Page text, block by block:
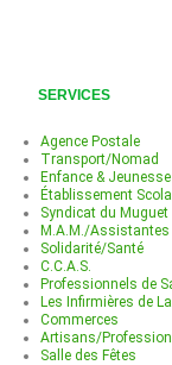
SERVICES
Agence Postale
Transport/Nomad
Enfance & Jeunesse
Établissement
Syndicat du Muguet
M.A.M./Assistantes
Solidarité/Santé
C.C.A.S.
Professionnels de
Les Infirmières de
Commerces
Artisans/
Salle des Fêtes